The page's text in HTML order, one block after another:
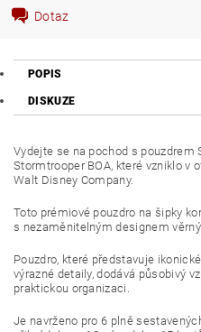
Dotaz
POPIS
DISKUZE
Vydejte se na pochod s pouzdrem
Stormtrooper BOA, které vzniklo
Walt Disney Company.
Toto prémiové pouzdro na šipky
s nezaměnitelným designem
Pouzdro, které představuje
výrazné detaily, dodává působivý
praktickou organizaci.
Je navrženo pro 6 plně